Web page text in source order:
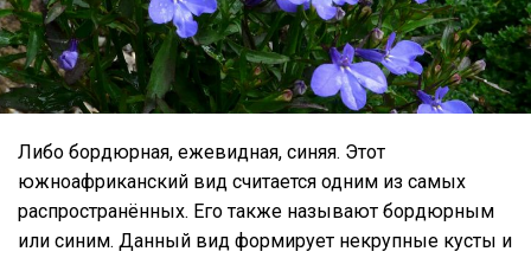
Либо бордюрная, ежевидная, синяя. Этот
южноафриканский вид считается одним из самых
распространённых. Его также называют бордюрным
или синим. Данный вид формирует некрупные кусты и